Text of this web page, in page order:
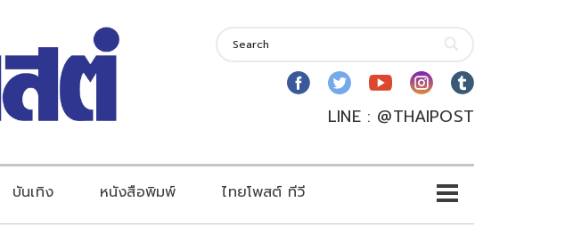
LINE : @THAIPOST
บันเทิง หนังสือพิมพ์ ไทยโพสต์ ทีวี